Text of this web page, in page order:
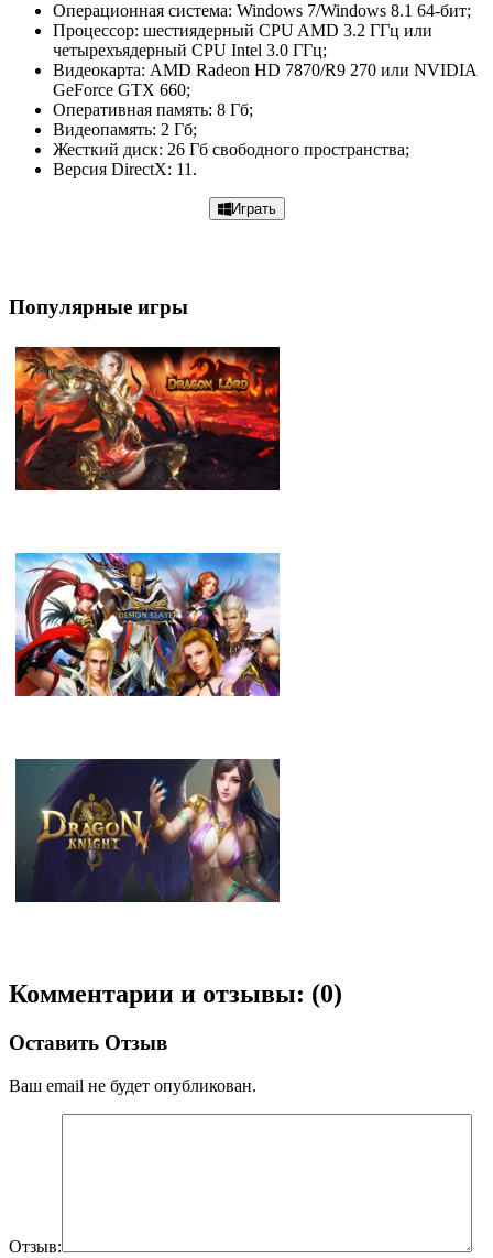
Операционная система: Windows 7/Windows 8.1 64-бит;
Процессор: шестиядерный CPU AMD 3.2 ГГц или
четырехъядерный CPU Intel 3.0 ГГц;
Видеокарта: AMD Radeon HD 7870/R9 270 или NVIDIA
GeForce GTX 660;
Оперативная память: 8 Гб;
Видеопамять: 2 Гб;
Жесткий диск: 26 Гб свободного пространства;
Версия DirectX: 11.
Играть
Популярные игры
Комментарии и отзывы: (0)
Оставить Отзыв
Ваш email не будет опубликован.
Отзыв: